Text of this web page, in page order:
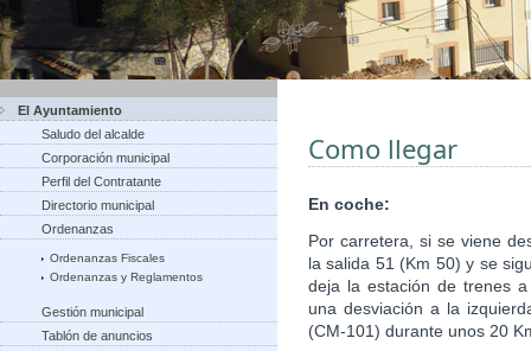
El Ayuntamiento
Saludo del alcalde
Corporación municipal
Perfil del Contratante
Directorio municipal
Ordenanzas
Ordenanzas Fiscales
Ordenanzas y Reglamentos
Gestión municipal
Tablón de anuncios
Como llegar
En coche:
Por carretera, si se viene
la salida 51 (Km 50) y se
deja la estación de trenes
una desviación a la
(CM-101) durante unos 20